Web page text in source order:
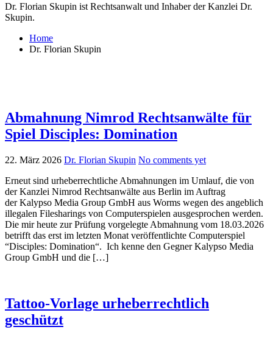
Dr. Florian Skupin ist Rechtsanwalt und Inhaber der Kanzlei Dr.
Skupin.
Home
Dr. Florian Skupin
Abmahnung Nimrod Rechtsanwälte für
Spiel Disciples: Domination
22. März 2026 Dr. Florian Skupin No comments yet
Erneut sind urheberrechtliche Abmahnungen im Umlauf, die von
der Kanzlei Nimrod Rechtsanwälte aus Berlin im Auftrag
der Kalypso Media Group GmbH aus Worms wegen des angeblich
illegalen Filesharings von Computerspielen ausgesprochen werden.
Die mir heute zur Prüfung vorgelegte Abmahnung vom 18.03.2026
betrifft das erst im letzten Monat veröffentlichte Computerspiel
“Disciples: Domination“. Ich kenne den Gegner Kalypso Media
Group GmbH und die […]
Tattoo-Vorlage urheberrechtlich
geschützt